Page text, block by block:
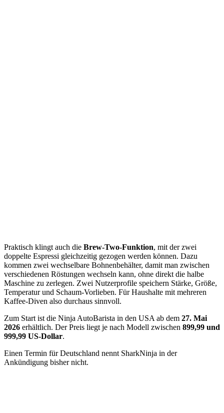
Praktisch klingt auch die Brew-Two-Funktion, mit der zwei
doppelte Espressi gleichzeitig gezogen werden können. Dazu
kommen zwei wechselbare Bohnenbehälter, damit man zwischen
verschiedenen Röstungen wechseln kann, ohne direkt die halbe
Maschine zu zerlegen. Zwei Nutzerprofile speichern Stärke, Größe,
Temperatur und Schaum-Vorlieben. Für Haushalte mit mehreren
Kaffee-Diven also durchaus sinnvoll.
Zum Start ist die Ninja AutoBarista in den USA ab dem 27. Mai
2026 erhältlich. Der Preis liegt je nach Modell zwischen 899,99 und
999,99 US-Dollar.
Einen Termin für Deutschland nennt SharkNinja in der
Ankündigung bisher nicht.